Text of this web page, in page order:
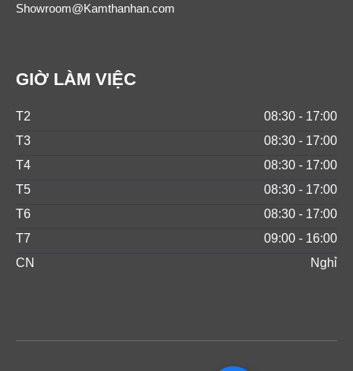
Showroom@Kamthanhan.com
GIỜ LÀM VIỆC
T2
08:30 - 17:00
T3
08:30 - 17:00
T4
08:30 - 17:00
T5
08:30 - 17:00
T6
08:30 - 17:00
T7
09:00 - 16:00
CN
Nghỉ